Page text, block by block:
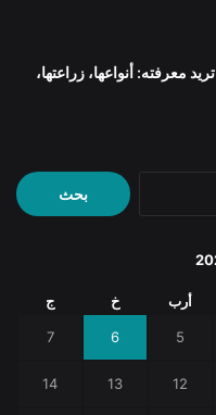
معرفته: أنواعها، زراعتها،
البحث
عن:
أرب خ ج
5
6
7
12
13
14